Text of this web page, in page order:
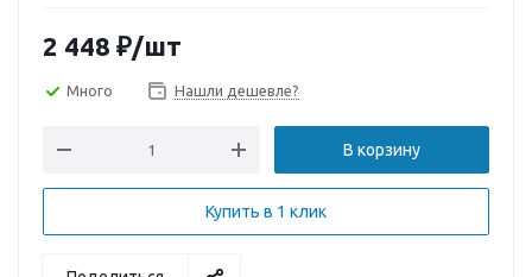
2 448 ₽/шт
Много Нашли дешевле?
В корзину
Купить в 1 клик